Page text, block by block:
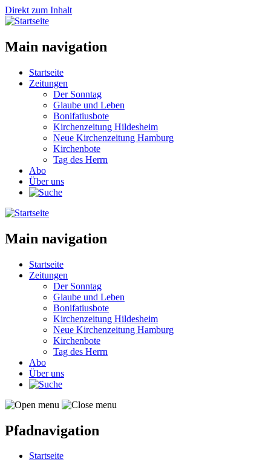
Direkt zum Inhalt
Main navigation
Startseite
Zeitungen
Der Sonntag
Glaube und Leben
Bonifatiusbote
Kirchenzeitung Hildesheim
Neue Kirchenzeitung Hamburg
Kirchenbote
Tag des Herrn
Abo
Über uns
Main navigation
Startseite
Zeitungen
Der Sonntag
Glaube und Leben
Bonifatiusbote
Kirchenzeitung Hildesheim
Neue Kirchenzeitung Hamburg
Kirchenbote
Tag des Herrn
Abo
Über uns
Pfadnavigation
Startseite